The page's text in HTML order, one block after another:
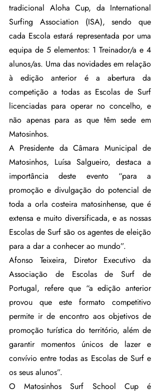
tradicional Aloha Cup, da International
Surfing Association (ISA), sendo que
cada Escola estará representada por uma
equipa de 5 elementos: 1 Treinador/a e 4
alunos/as. Uma das novidades em relação
à edição anterior é a abertura da
competição a todas as Escolas de Surf
licenciadas para operar no concelho, e
não apenas para as que têm sede em
Matosinhos.
A Presidente da Câmara Municipal de
Matosinhos, Luísa Salgueiro, destaca a
importância deste evento “para a
promoção e divulgação do potencial de
toda a orla costeira matosinhense, que é
extensa e muito diversificada, e as nossas
Escolas de Surf são os agentes de eleição
para a dar a conhecer ao mundo”.
Afonso Teixeira, Diretor Executivo da
Associação de Escolas de Surf de
Portugal, refere que “a edição anterior
provou que este formato competitivo
permite ir de encontro aos objetivos de
promoção turística do território, além de
garantir momentos únicos de lazer e
convívio entre todas as Escolas de Surf e
os seus alunos”.
O Matosinhos Surf School Cup é